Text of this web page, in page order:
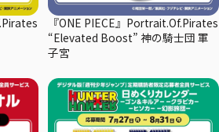
『ONE PIECE』Portrait.Of.Pirates
“Elevated Boost” 神の騎士団 軍
子宮